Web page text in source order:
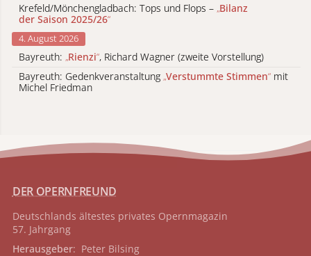
Krefeld/Mönchengladbach: Tops und Flops – „Bilanz
der Saison 2025/26“
4. August 2026
Bayreuth: „Rienzi“, Richard Wagner (zweite Vorstellung)
Bayreuth: Gedenkveranstaltung „Verstummte Stimmen“ mit
Michel Friedman
DER OPERNFREUND
Deutschlands ältestes privates Opernmagazin
57. Jahrgang
Herausgeber: Peter Bilsing